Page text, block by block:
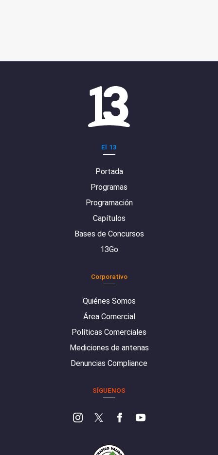
El 13
Portada
Programas
Programación
Capítulos
Bases de Concursos
13Go
Corporativo
Quiénes Somos
Área Comercial
Políticas Comerciales
Mediciones de antenas
Denuncias Compliance
SÍGUENOS